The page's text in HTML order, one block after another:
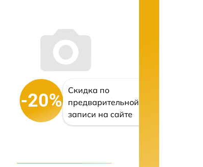
-20%
Скидка по
предварительной
записи на сайте